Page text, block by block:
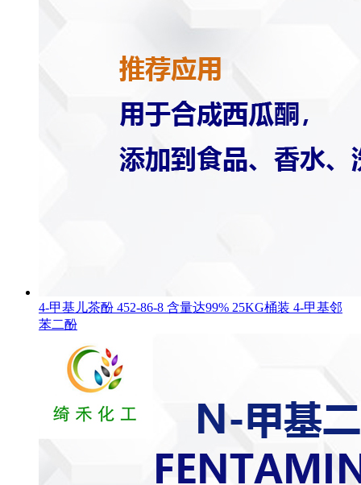
4-甲基儿茶酚 452-86-8 含量达99% 25KG桶装 4-甲基邻
苯二酚